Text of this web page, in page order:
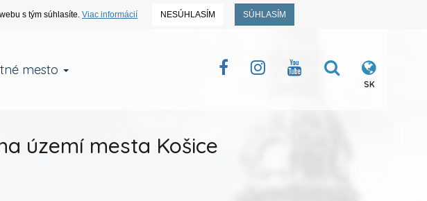
s tým súhlasíte. Viac informácií NESÚHLASÍM SÚHLASÍM
mesto
SK
území mesta Košice